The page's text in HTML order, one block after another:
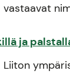
vastaavat
ja
Liiton